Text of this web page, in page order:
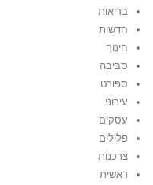
בריאות
חדשות
חינוך
סביבה
ספורט
עירוני
עסקים
פלילים
צרכנות
ראשית